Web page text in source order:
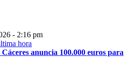
- 2:16 pm
anuncia 100.000 euros para